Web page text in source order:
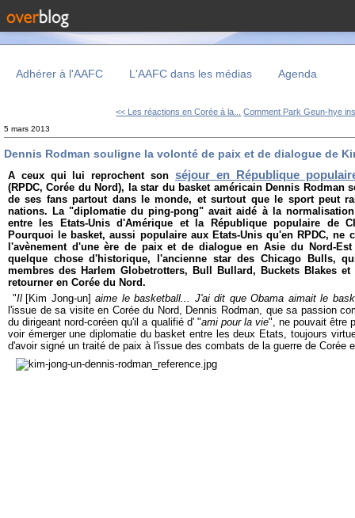
Adhérer à l'AAFC L'AAFC dans les médias Agenda
<< Les réactions en Corée à la... Comment Park Geun-hye
5 mars 2013
Dennis Rodman souligne la volonté de paix et de dialogue de
A ceux qui lui reprochent son séjour en République
(RPDC, Corée du Nord), la star du basket américain Dennis Rodman
de ses fans partout dans le monde, et surtout que le sport peut
nations. La "diplomatie du ping-pong" avait aidé à la
entre les Etats-Unis d'Amérique et la République populaire de
Pourquoi le basket, aussi populaire aux Etats-Unis qu'en RPDC, ne
l'avènement d'une ère de paix et de dialogue en Asie du Nord-
quelque chose d'historique, l'ancienne star des Chicago Bulls,
membres des Harlem Globetrotters, Bull Bullard, Buckets Blakes et
retourner en Corée du Nord.
"Il [Kim Jong-un] aime le basketball... J'ai dit que Obama aimait le
l'issue de sa visite en Corée du Nord, Dennis Rodman, que sa passion
du dirigeant nord-coréen qu'il a qualifié d' "ami pour la vie", ne pouvait être
voir émerger une diplomatie du basket entre les deux Etats, toujours
d'avoir signé un traité de paix à l'issue des combats de la guerre de Corée